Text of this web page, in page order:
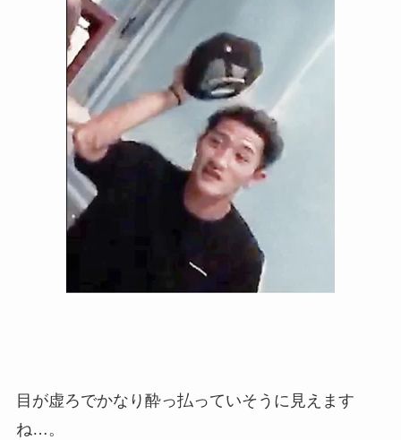
目が虚ろでかなり酔っ払っていそうに見えます
ね…。